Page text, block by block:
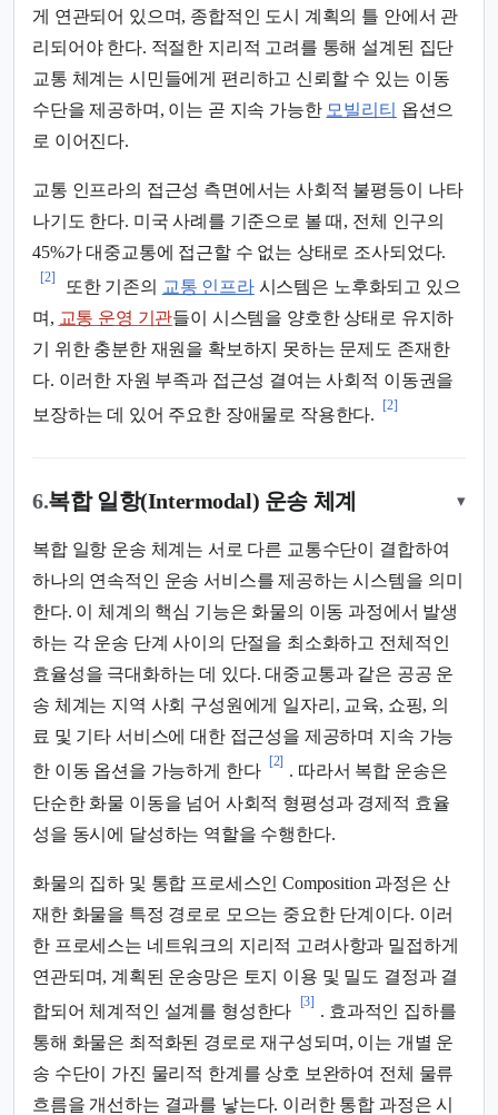
게 연관되어 있으며, 종합적인 도시 계획의 틀 안에서 관
리되어야 한다. 적절한 지리적 고려를 통해 설계된 집단
교통 체계는 시민들에게 편리하고 신뢰할 수 있는 이동
수단을 제공하며, 이는 곧 지속 가능한 모빌리티 옵션으
로 이어진다.
교통 인프라의 접근성 측면에서는 사회적 불평등이 나타
나기도 한다. 미국 사례를 기준으로 볼 때, 전체 인구의
45%가 대중교통에 접근할 수 없는 상태로 조사되었다.
[2]
또한 기존의 교통 인프라시스템은 노후화되고 있으
며, 교통 운영 기관들이 시스템을 양호한 상태로 유지하
기 위한 충분한 재원을 확보하지 못하는 문제도 존재한
다. 이러한 자원 부족과 접근성 결여는 사회적 이동권을
보장하는 데 있어 주요한 장애물로 작용한다.
[2]
6.복합 일항(Intermodal) 운송 체계 ▾
복합 일항 운송 체계는 서로 다른 교통수단이 결합하여
하나의 연속적인 운송 서비스를 제공하는 시스템을 의미
한다. 이 체계의 핵심 기능은 화물의 이동 과정에서 발생
하는 각 운송 단계 사이의 단절을 최소화하고 전체적인
효율성을 극대화하는 데 있다. 대중교통과 같은 공공 운
송 체계는 지역 사회 구성원에게 일자리, 교육, 쇼핑, 의
료 및 기타 서비스에 대한 접근성을 제공하며 지속 가능
한 이동 옵션을 가능하게 한다
[2]
. 따라서 복합 운송은
단순한 화물 이동을 넘어 사회적 형평성과 경제적 효율
성을 동시에 달성하는 역할을 수행한다.
화물의 집하 및 통합 프로세스인 Composition 과정은 산
재한 화물을 특정 경로로 모으는 중요한 단계이다. 이러
한 프로세스는 네트워크의 지리적 고려사항과 밀접하게
연관되며, 계획된 운송망은 토지 이용 및 밀도 결정과 결
합되어 체계적인 설계를 형성한다
[3]
. 효과적인 집하를
통해 화물은 최적화된 경로로 재구성되며, 이는 개별 운
송 수단이 가진 물리적 한계를 상호 보완하여 전체 물류
흐름을 개선하는 결과를 낳는다. 이러한 통합 과정은 시